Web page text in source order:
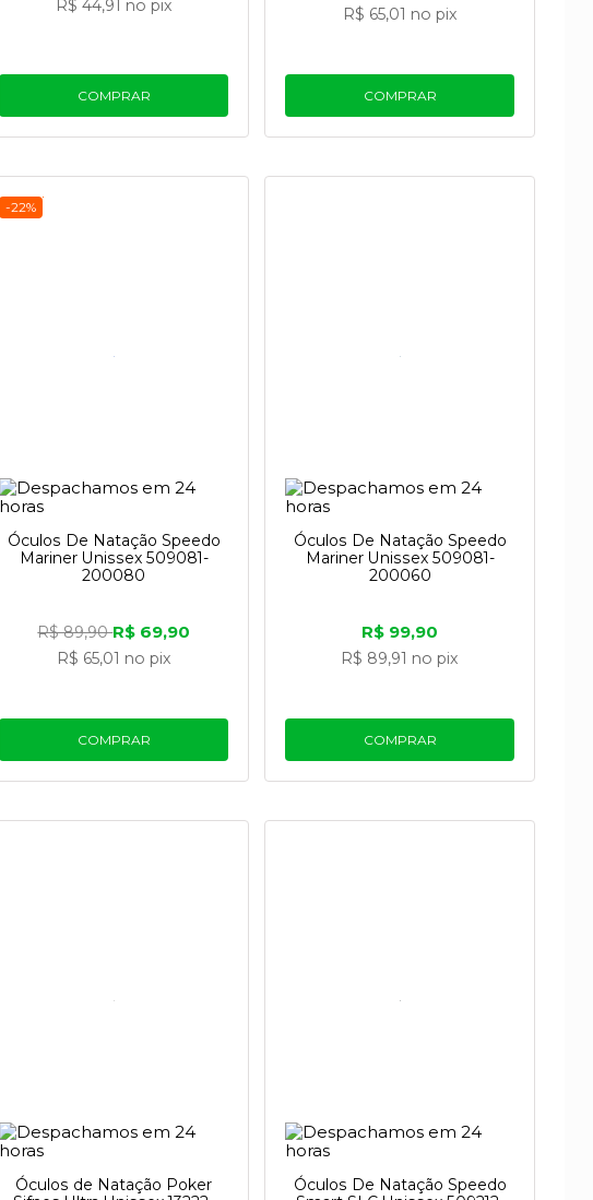
R$ 44,91 no pix
COMPRAR
R$ 65,01 no pix
COMPRAR
-22%
Óculos De Natação Speedo
Mariner Unissex 509081-
200080
R$ 89,90R$ 69,90
R$ 65,01 no pix
COMPRAR
Óculos De Natação Speedo
Mariner Unissex 509081-
200060
R$ 99,90
R$ 89,91 no pix
COMPRAR
Óculos de Natação Poker
Óculos De Natação Speedo